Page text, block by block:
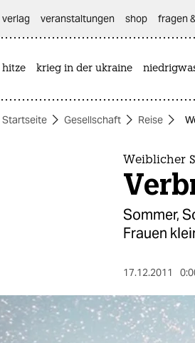
themen
berlin
verlag
veranstaltungen shop fragen
hitze krieg in der ukraine
Startseite Gesellschaft Reise
Weiblicher
Sommer,
Frauen
17.12.2011